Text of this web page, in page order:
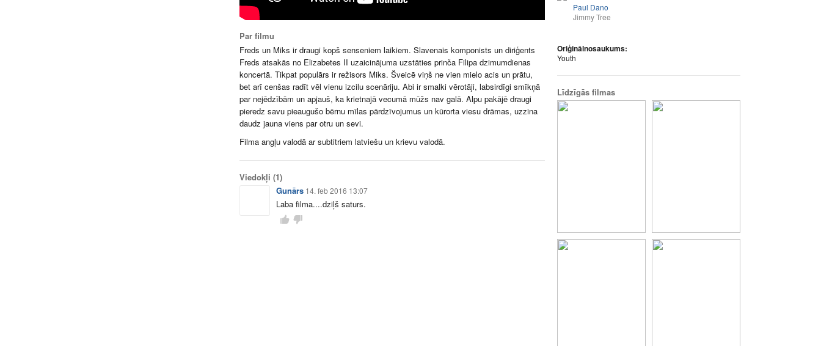
Par filmu
Freds un Miks ir draugi kopš senseniem laikiem. Slavenais komponists un diriģents
Freds atsakās no Elizabetes II uzaicinājuma uzstāties prinča Filipa dzimumdienas
koncertā. Tikpat populārs ir režisors Miks. Šveicē viņš ne vien mielo acis un prātu,
bet arī cenšas radīt vēl vienu izcilu scenāriju. Abi ir smalki vērotāji, labsirdīgi smīkņā
par nejēdzībām un apjauš, ka krietnajā vecumā mūžs nav galā. Alpu pakājē draugi
pieredz savu pieaugušo bērnu mīlas pārdzīvojumus un kūrorta viesu drāmas, uzzina
daudz jauna viens par otru un sevi.
Filma angļu valodā ar subtitriem latviešu un krievu valodā.
Viedokļi (1)
Gunārs 14. feb 2016 13:07
Laba filma....dziļš saturs.
Paul Dano
Jimmy Tree
Oriģinālnosaukums:
Youth
Līdzīgās filmas